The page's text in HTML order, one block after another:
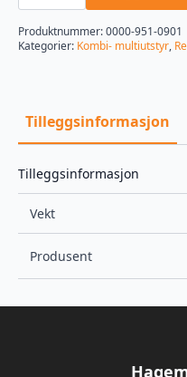
gjenger
antall
Produktnummer:0000-951-0901
Kategorier: Kombi- multiutstyr,
Tilleggsinformasjon
Tilleggsinformasjon
Vekt
Produsent